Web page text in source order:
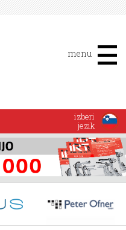
menu
izberi
jezik